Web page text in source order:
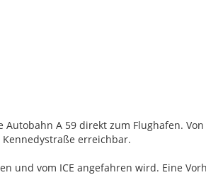
A 59 direkt zum Flughafen.
erreichbar.
und vom ICE angefahren wird. Eine